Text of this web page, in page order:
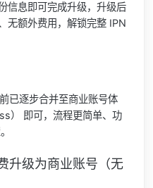
信息即可完成升级，升级后
无额外费用，解锁完整 IPN
已逐步合并至商业账号体
） 即可，流程更简单、功
升级为商业账号（无